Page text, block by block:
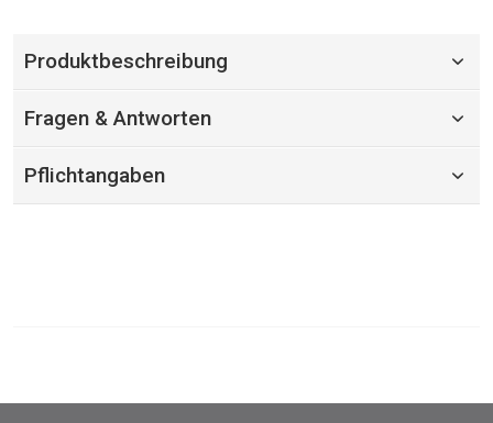
Produktbeschreibung
Fragen & Antworten
Pflichtangaben